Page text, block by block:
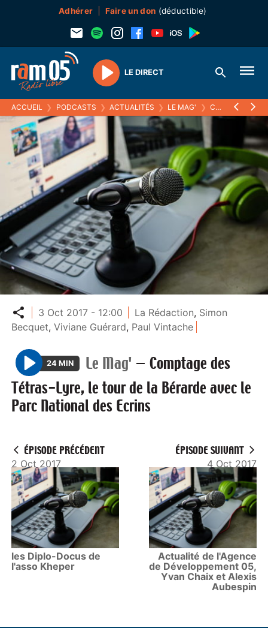
Adhérer Faire un don (déductible)
Play
LE DIRECT
ACCUEIL ❯ PODCASTS ❯ ACTUALITÉS ❯ LE MAG' ❯ COMPTAGE DES TÉTRAS-LYRE, LE TOUR DE LA BÉRARDE AVEC LE PARC NATIONAL DES ECRINS
Partager
3 Oct 2017 - 12:00 La Rédaction, Simon
Becquet,Viviane Guérard, Paul Vintache
P
l
a
24 MIN Le Mag' — Comptage des
Tétras-Lyre, le tour de la Bérarde avec le
Parc National des Ecrins
ÉPISODE PRÉCÉDENT
2 Oct 2017
les Diplo-Docus de
l'asso Kheper
ÉPISODE SUIVANT
4 Oct 2017
Actualité de l'Agence
de Développement 05,
Yvan Chaix et Alexis
Aubespin